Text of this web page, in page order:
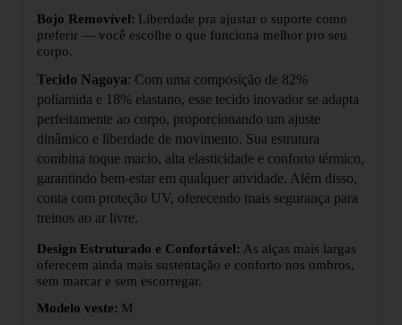
Bojo Removível: Liberdade pra ajustar o suporte como
preferir — você escolhe o que funciona melhor pro seu
corpo.
Tecido Nagoya: Com uma composição de 82%
poliamida e 18% elastano, esse tecido inovador se adapta
perfeitamente ao corpo, proporcionando um ajuste
dinâmico e liberdade de movimento. Sua estrutura
combina toque macio, alta elasticidade e conforto térmico,
garantindo bem-estar em qualquer atividade. Além disso,
conta com proteção UV, oferecendo mais segurança para
treinos ao ar livre.
Design Estruturado e Confortável: As alças mais largas
oferecem ainda mais sustentação e conforto nos ombros,
sem marcar e sem escorregar.
Modelo veste: M